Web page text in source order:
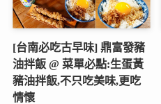
[台南必吃古早味] 鼎富發豬
油拌飯 @ 菜單必點:生蛋黃
豬油拌飯,不只吃美味,更吃
情懷